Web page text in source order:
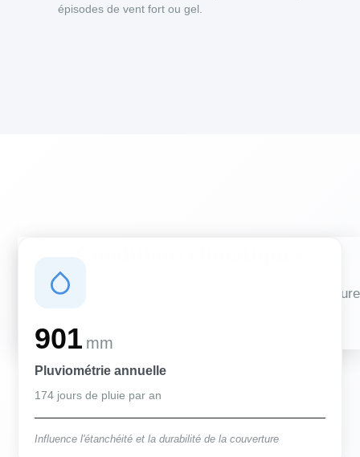
épisodes de vent fort ou gel.
Des conditions qui influencent vos travaux de couverture
901 mm
Pluviométrie annuelle
174 jours de pluie par an
Influence l'étanchéité et la durabilité de la couverture